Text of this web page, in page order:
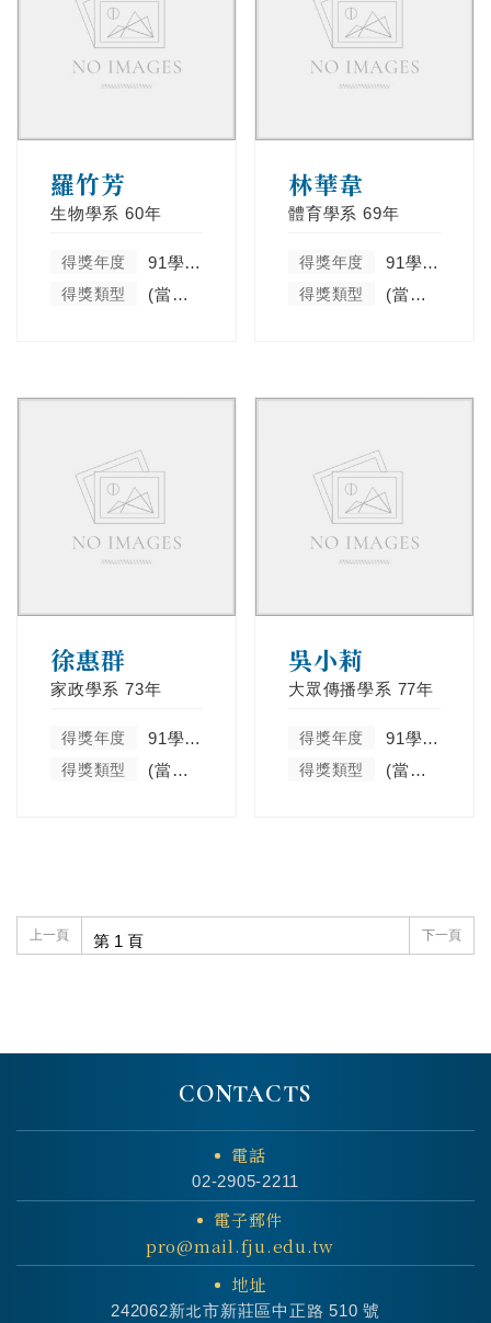
羅竹芳
生物學系 60年
得獎年度 91學年度
得獎類型 (當學年度未分類)
林華韋
體育學系 69年
得獎年度 91學年度
得獎類型 (當學年度未分類)
徐惠群
家政學系 73年
得獎年度 91學年度
得獎類型 (當學年度未分類)
吳小莉
大眾傳播學系 77年
得獎年度 91學年度
得獎類型 (當學年度未分類)
上一頁 下一頁
CONTACTS
電話
02-2905-2211
電子郵件
pro@mail.fju.edu.tw
地址
242062新北市新莊區中正路 510 號